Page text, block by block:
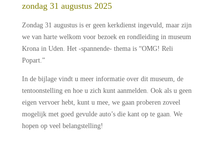
zondag 31 augustus 2025
Zondag 31 augustus is er geen kerkdienst ingevuld, maar zijn
we van harte welkom voor bezoek en rondleiding in museum
Krona in Uden. Het -spannende- thema is “OMG! Reli
Popart.”
In de bijlage vindt u meer informatie over dit museum, de
tentoonstelling en hoe u zich kunt aanmelden. Ook als u geen
eigen vervoer hebt, kunt u mee, we gaan proberen zoveel
mogelijk met goed gevulde auto’s die kant op te gaan. We
hopen op veel belangstelling!